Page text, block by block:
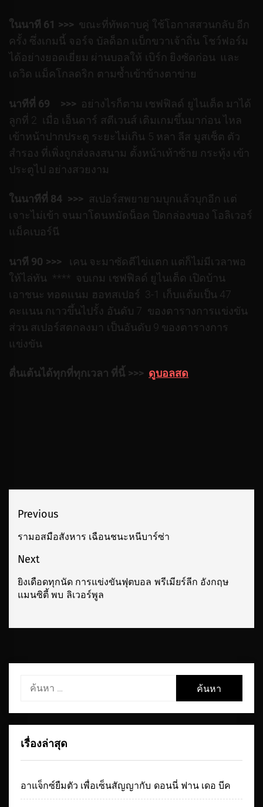
ในนาที 61 >>> ขณะที่ทัพดาบคู่ ใช้โอกาสสวนกลับ อีก
ครั้ง ซึ่งเกมนี้ จอร์จ บัลด็อก แบ็กขวาเจ้าถิ่น โชว์ฟอร์ม
ได้อย่างยอดเยี่ยม ผ่านบอลให้ เบิร์ก ยิงซัดก่อน และ
เดวิด แม็คโกลดริก ตามซ้ำเข้าข้างตาข่าย
นาทีที่ 69 >>> อย่างไรก็ตาม เชฟฟิลด์ ยูไนเต็ด มาได้
ลูกที่ 2 เมื่อ เอ็นดาร์ สตีเวนส์ เติมเกมขึ้นมาก่อน ไหล
เข้าหน้าปากประตู ระยะไม่เกิน 5 หลา ลีส มูสเซ็ต ตัว
สำรอง ที่เพิ่งถูกส่งลงสนาม ตั้งหน้าเท้าซ้าย กระทุ้ง เข้า
ประตูไป อย่างสวยงาม
ในนาทีที่ 84 >>> สเปอร์สพยายามบุกแล้วบุกอีก แต่
เจาะไม่เข้า จนมาโดนหมัดน็อค ปิดกล่องของ โอลิเวอร์
แม็คเบอร์นี
นาที 90 >>>
เคน จะมาซัดตีไข่แตก แต่ก็ไม่มีเวลาพอ
ให้ไล่ทัน **** จบเกม เชฟฟิลด์ ยูไนเต็ด เปิดบ้าน
เอาชนะ ทอตแนม ฮอทสเปอร์ 3-1 เก็บแต้มเป็น 47
คะแนน กเาวขึ้นไปรั้ง อันดับ 7 ของตารางการแข่งขัน
ส่วน สเปอร์สตกลงมา เป็นอันดับ 9 ของตารางการ
แข่งขัน
ตื่นเต้นได้ทุกที่ทุกเวลา ที่นี้ >>> ดูบอลสด
เมนู
นำทาง
เรื่อง
Previous
Previous
รามอสมือสังหาร เฉือนชนะหนีบาร์ซ่า
Next
Next
post:
ยิงเดือดทุกนัด การแข่งขันฟุตบอล พรีเมียร์ลีก อังกฤษ
แมนซิตี้ พบ ลิเวอร์พูล
ค้นหา
เรื่องล่าสุด
อาแจ็กซ์ยืมตัว เพื่อเซ็นสัญญากับ ดอนนี่ ฟาน เดอ บีค